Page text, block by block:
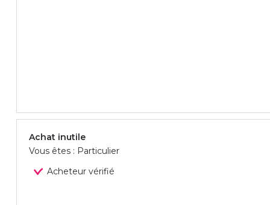
Achat inutile
Vous êtes : Particulier
Acheteur vérifié